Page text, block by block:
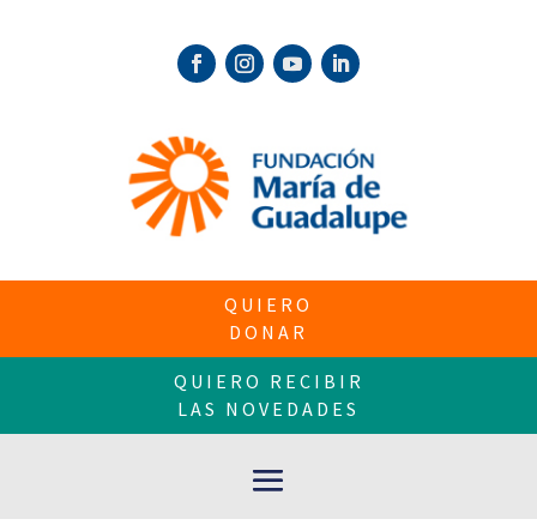
QUIERO
DONAR
QUIERO RECIBIR
LAS NOVEDADES